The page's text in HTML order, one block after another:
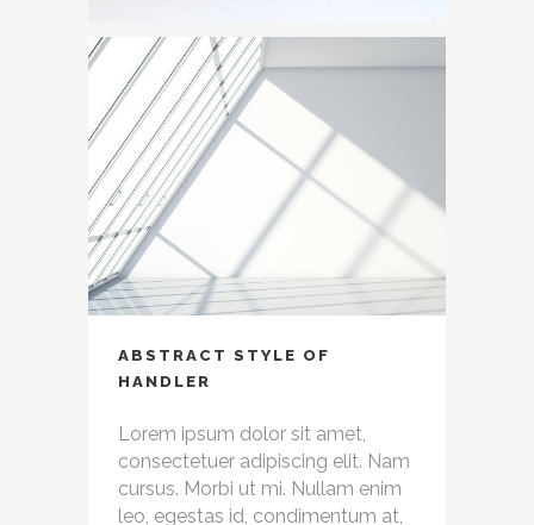
ABSTRACT STYLE OF
HANDLER
Lorem ipsum dolor sit amet,
consectetuer adipiscing elit. Nam
cursus. Morbi ut mi. Nullam enim
leo, egestas id, condimentum at,